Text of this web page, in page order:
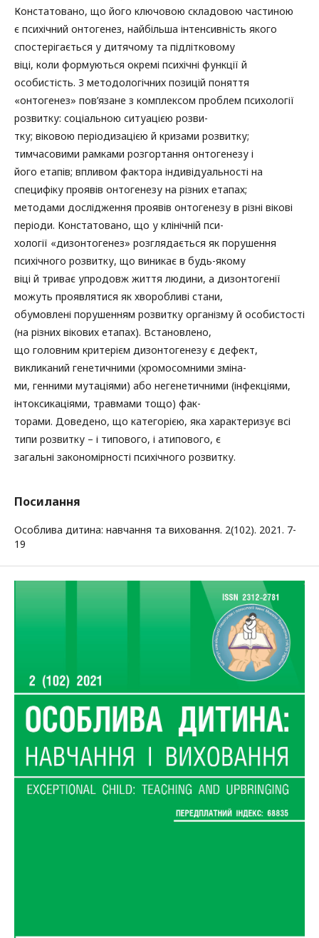
Констатовано, що його ключовою складовою частиною
є психічний онтогенез, найбільша інтенсивність якого
спостерігається у дитячому та підлітковому
віці, коли формуються окремі психічні функції й
особистість. З методологічних позицій поняття
«онтогенез» пов’язане з комплексом проблем психології
розвитку: соціальною ситуацією розви-
тку; віковою періодизацією й кризами розвитку;
тимчасовими рамками розгортання онтогенезу і
його етапів; впливом фактора індивідуальності на
специфіку проявів онтогенезу на різних етапах;
методами дослідження проявів онтогенезу в різні вікові
періоди. Констатовано, що у клінічній пси-
хології «дизонтогенез» розглядається як порушення
психічного розвитку, що виникає в будь-якому
віці й триває упродовж життя людини, а дизонтогенії
можуть проявлятися як хворобливі стани,
обумовлені порушенням розвитку організму й особистості
(на різних вікових етапах). Встановлено,
що головним критерієм дизонтогенезу є дефект,
викликаний генетичними (хромосомними зміна-
ми, генними мутаціями) або негенетичними (інфекціями,
інтоксикаціями, травмами тощо) фак-
торами. Доведено, що категорією, яка характеризує всі
типи розвитку – і типового, і атипового, є
загальні закономірності психічного розвитку.
Посилання
Особлива дитина: навчання та виховання. 2(102). 2021. 7-
19